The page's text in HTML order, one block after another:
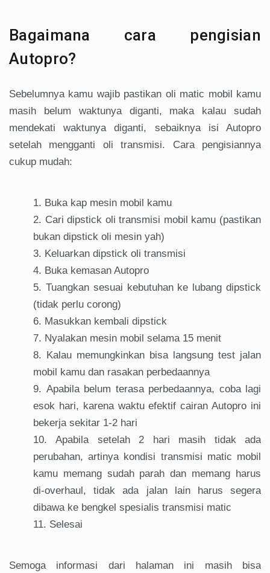
Bagaimana cara pengisian
Autopro?
Sebelumnya kamu wajib pastikan oli matic mobil kamu
masih belum waktunya diganti, maka kalau sudah
mendekati waktunya diganti, sebaiknya isi Autopro
setelah mengganti oli transmisi. Cara pengisiannya
cukup mudah:
Buka kap mesin mobil kamu
Cari dipstick oli transmisi mobil kamu (pastikan
bukan dipstick oli mesin yah)
Keluarkan dipstick oli transmisi
Buka kemasan Autopro
Tuangkan sesuai kebutuhan ke lubang dipstick
(tidak perlu corong)
Masukkan kembali dipstick
Nyalakan mesin mobil selama 15 menit
Kalau memungkinkan bisa langsung test jalan
mobil kamu dan rasakan perbedaannya
Apabila belum terasa perbedaannya, coba lagi
esok hari, karena waktu efektif cairan Autopro ini
bekerja sekitar 1-2 hari
Apabila setelah 2 hari masih tidak ada
perubahan, artinya kondisi transmisi matic mobil
kamu memang sudah parah dan memang harus
di-overhaul, tidak ada jalan lain harus segera
dibawa ke bengkel spesialis transmisi matic
Selesai
Semoga informasi dari halaman ini masih bisa